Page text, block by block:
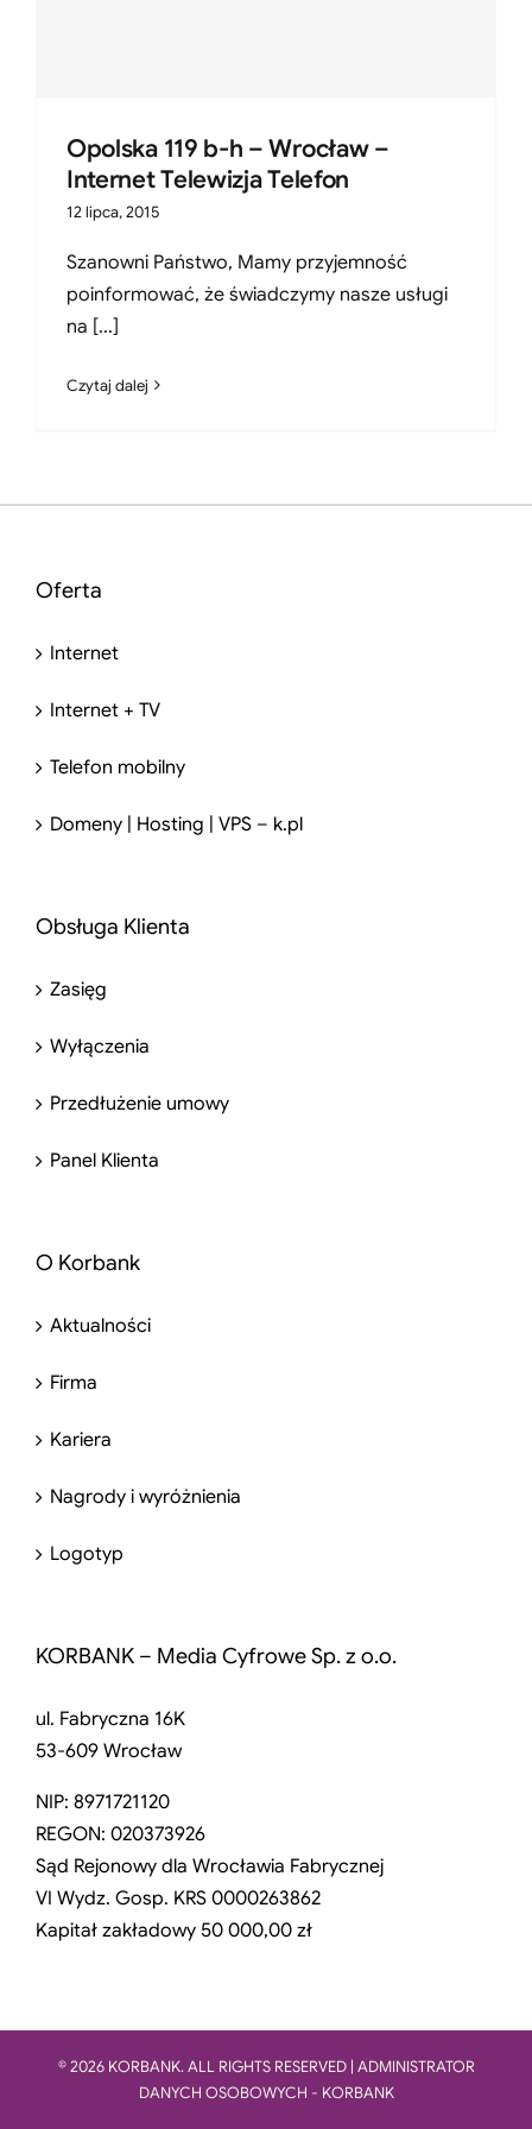
Opolska 119 b-h – Wrocław –
Internet Telewizja Telefon
12 lipca, 2015
Szanowni Państwo, Mamy przyjemność
poinformować, że świadczymy nasze usługi
na [...]
Czytaj dalej
Oferta
Internet
Internet + TV
Telefon mobilny
Domeny | Hosting | VPS – k.pl
Obsługa Klienta
Zasięg
Wyłączenia
Przedłużenie umowy
Panel Klienta
O Korbank
Aktualności
Firma
Kariera
Nagrody i wyróżnienia
Logotyp
KORBANK – Media Cyfrowe Sp. z o.o.
ul. Fabryczna 16K
53-609 Wrocław
NIP: 8971721120
REGON: 020373926
Sąd Rejonowy dla Wrocławia Fabrycznej
VI Wydz. Gosp. KRS 0000263862
Kapitał zakładowy 50 000,00 zł
© 2026 KORBANK. ALL RIGHTS RESERVED | ADMINISTRATOR
DANYCH OSOBOWYCH - KORBANK